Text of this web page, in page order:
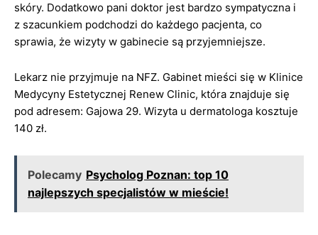
skóry. Dodatkowo pani doktor jest bardzo sympatyczna i
z szacunkiem podchodzi do każdego pacjenta, co
sprawia, że wizyty w gabinecie są przyjemniejsze.
Lekarz nie przyjmuje na NFZ. Gabinet mieści się w Klinice
Medycyny Estetycznej Renew Clinic, która znajduje się
pod adresem: Gajowa 29. Wizyta u dermatologa kosztuje
140 zł.
Polecamy Psycholog Poznan: top 10
najlepszych specjalistów w mieście!